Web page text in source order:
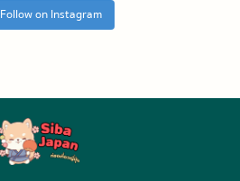
Follow on Instagram